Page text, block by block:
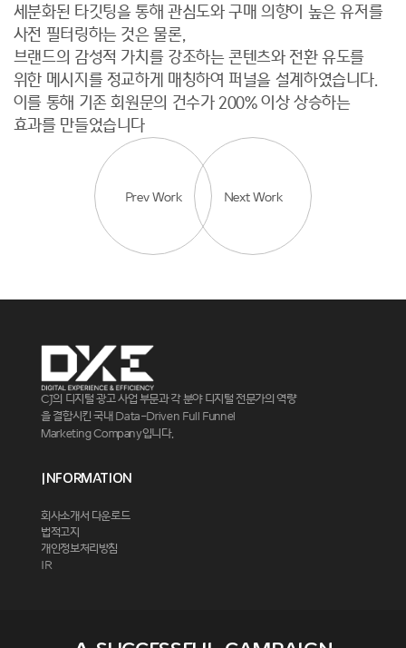
세분화된 타깃팅을 통해 관심도와 구매 의향이 높은 유저를
사전 필터링하는 것은 물론,
브랜드의 감성적 가치를 강조하는 콘텐츠와 전환 유도를
위한 메시지를 정교하게 매칭하여 퍼널을 설계하였습니다.
이를 통해 기존 회원문의 건수가 200% 이상 상승하는
효과를 만들었습니다
Prev Work Next Work
CJ의 디지털 광고 사업 부문과 각 분야 디지털 전문가의 역량
을 결합시킨 국내 Data-Driven Full Funnel
Marketing Company입니다.
Information
회사소개서 다운로드
법적고지
개인정보처리방침
IR